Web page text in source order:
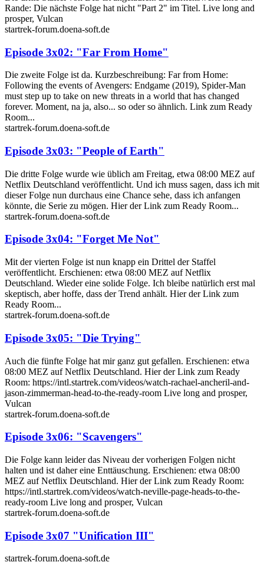
Rande: Die nächste Folge hat nicht "Part 2" im Titel. Live long and
prosper, Vulcan
startrek-forum.doena-soft.de
Episode 3x02: "Far From Home"
Die zweite Folge ist da. Kurzbeschreibung: Far from Home:
Following the events of Avengers: Endgame (2019), Spider-Man
must step up to take on new threats in a world that has changed
forever. Moment, na ja, also... so oder so ähnlich. Link zum Ready
Room...
startrek-forum.doena-soft.de
Episode 3x03: "People of Earth"
Die dritte Folge wurde wie üblich am Freitag, etwa 08:00 MEZ auf
Netflix Deutschland veröffentlicht. Und ich muss sagen, dass ich mit
dieser Folge nun durchaus eine Chance sehe, dass ich anfangen
könnte, die Serie zu mögen. Hier der Link zum Ready Room...
startrek-forum.doena-soft.de
Episode 3x04: "Forget Me Not"
Mit der vierten Folge ist nun knapp ein Drittel der Staffel
veröffentlicht. Erschienen: etwa 08:00 MEZ auf Netflix
Deutschland. Wieder eine solide Folge. Ich bleibe natürlich erst mal
skeptisch, aber hoffe, dass der Trend anhält. Hier der Link zum
Ready Room...
startrek-forum.doena-soft.de
Episode 3x05: "Die Trying"
Auch die fünfte Folge hat mir ganz gut gefallen. Erschienen: etwa
08:00 MEZ auf Netflix Deutschland. Hier der Link zum Ready
Room: https://intl.startrek.com/videos/watch-rachael-ancheril-and-
jason-zimmerman-head-to-the-ready-room Live long and prosper,
Vulcan
startrek-forum.doena-soft.de
Episode 3x06: "Scavengers"
Die Folge kann leider das Niveau der vorherigen Folgen nicht
halten und ist daher eine Enttäuschung. Erschienen: etwa 08:00
MEZ auf Netflix Deutschland. Hier der Link zum Ready Room:
https://intl.startrek.com/videos/watch-neville-page-heads-to-the-
ready-room Live long and prosper, Vulcan
startrek-forum.doena-soft.de
Episode 3x07 "Unification III"
startrek-forum.doena-soft.de